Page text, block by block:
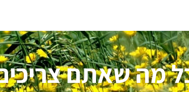
מה שאתם